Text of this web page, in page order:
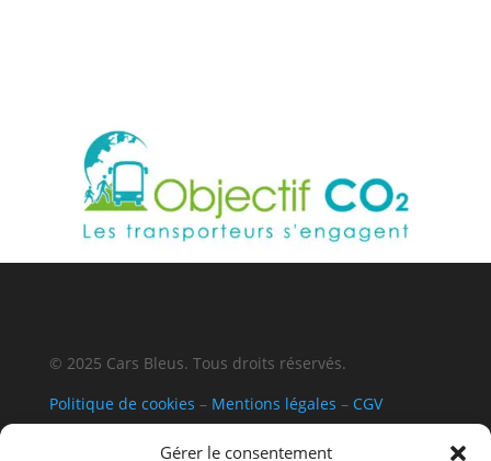
Gérer le consentement
© 2025 Cars Bleus. Tous droits réservés.
Politique de cookies – Mentions légales – CGV